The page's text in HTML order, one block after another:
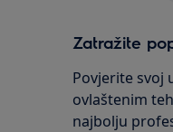
Zatražite
Povjerite svoj
ovlaštenim
najbolju